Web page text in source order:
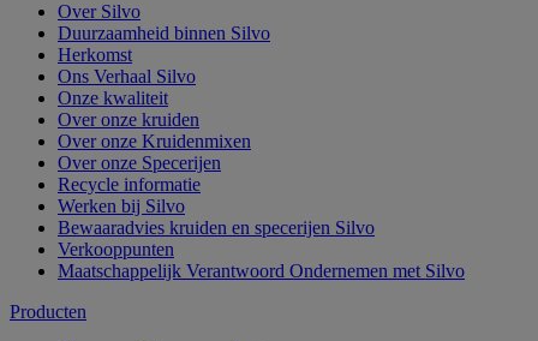
Over Silvo
Duurzaamheid binnen Silvo
Herkomst
Ons Verhaal Silvo
Onze kwaliteit
Over onze kruiden
Over onze Kruidenmixen
Over onze Specerijen
Recycle informatie
Werken bij Silvo
Bewaaradvies kruiden en specerijen Silvo
Verkooppunten
Maatschappelijk Verantwoord Ondernemen met Silvo
Producten